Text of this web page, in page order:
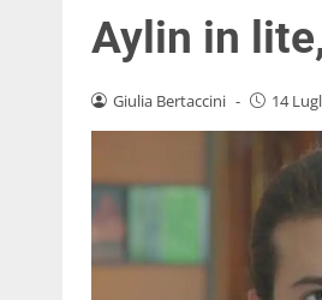
Aylin in
Giulia Bertaccini - 14